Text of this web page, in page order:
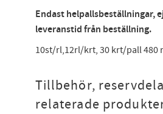
Endast helpallsbeställningar,
leveranstid från beställning.
10st/rl,12rl/krt, 30 krt/pall 480
Tillbehör,
relaterade